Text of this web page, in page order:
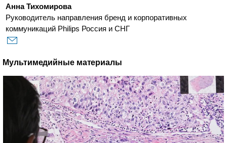
Анна Тихомирова
Руководитель направления бренд и корпоративных
коммуникаций Philips Россия и СНГ
Мультимедийные материалы